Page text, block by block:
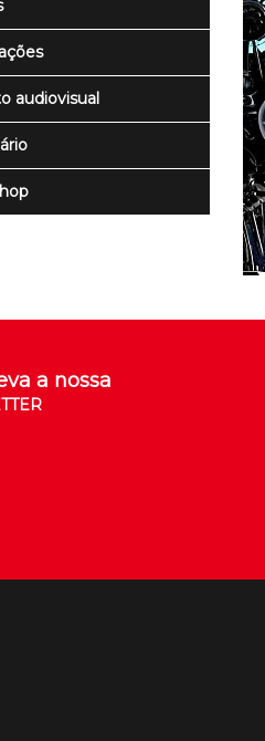
audiovisual
a nossa